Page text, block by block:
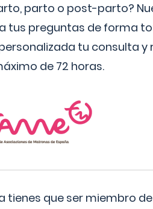
parto o post-parto?
tus preguntas de forma
tu consulta y
de 72 horas.
que ser miembro de